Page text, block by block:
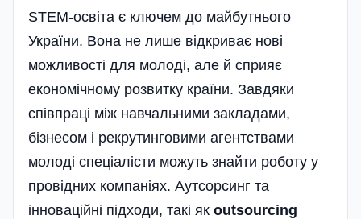
STEM-освіта є ключем до майбутнього
України. Вона не лише відкриває нові
можливості для молоді, але й сприяє
економічному розвитку країни. Завдяки
співпраці між навчальними закладами,
бізнесом і рекрутинговими агентствами
молоді спеціалісти можуть знайти роботу у
провідних компаніях. Аутсорсинг та
інноваційні підходи, такі як outsourcing